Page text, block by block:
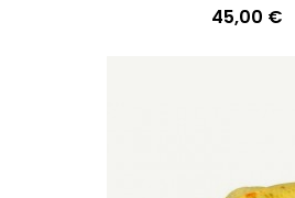
Prix
45,00 €